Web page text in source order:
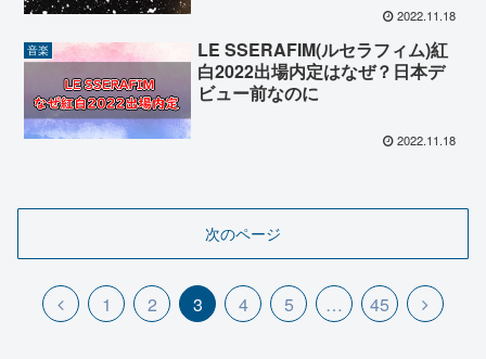
2022.11.18
音楽
LE SSERAFIM(ルセラフィム)紅
白2022出場内定はなぜ？日本デ
ビュー前なのに
2022.11.18
次のページ
前
1 2 3 4 5 … 45
次